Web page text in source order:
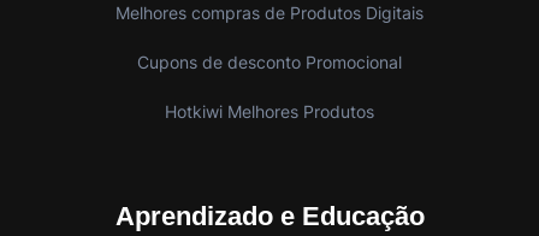
Melhores compras de Produtos Digitais
Cupons de desconto Promocional
Hotkiwi Melhores Produtos
Aprendizado e Educação